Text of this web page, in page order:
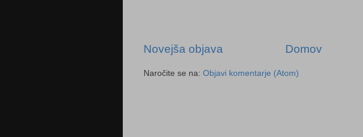
Novejša objava Domov
Naročite se na: Objavi komentarje (Atom)